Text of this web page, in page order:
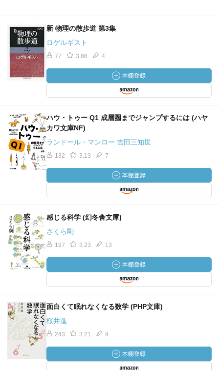
新 物理の散歩道 第3集
ロゲルギスト
77 3.86 4
ハウ・トゥー Q1 成層圏までジャンプするには (ハヤ
カワ文庫NF)
ランドール・マンロー 吉田三知世
132 3.13 7
感じる科学 (幻冬舎文庫)
さくら剛
197 3.23 13
面白くて眠れなくなる数学 (PHP文庫)
桜井進
243 3.21 9